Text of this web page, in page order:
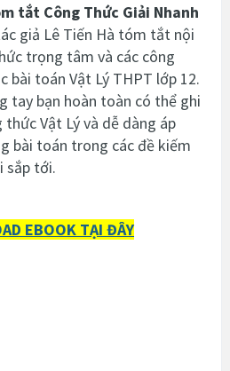
tắt Công Thức Giải Nhanh
giả Lê Tiến Hà tóm tắt nội
trọng tâm và các công
bài toán Vật Lý THPT lớp 12.
tay bạn hoàn toàn có thể ghi
Vật Lý và dễ dàng áp
bài toán trong các đề kiếm
sắp tới.
EBOOK TẠI ĐÂY